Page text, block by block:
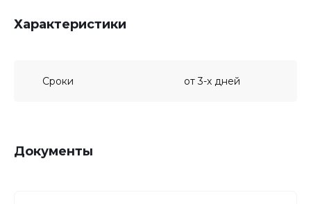
Характеристики
Сроки от 3-х дней
Документы